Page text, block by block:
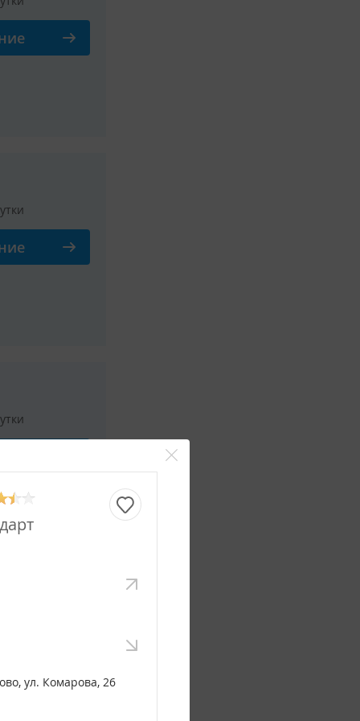
Смотреть все фото
Смотреть все фото
ул. Комарова, 26